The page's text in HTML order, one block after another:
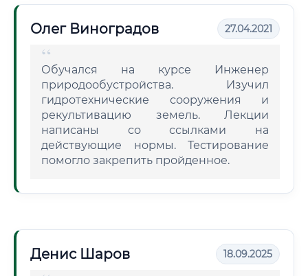
Олег Виноградов 27.04.2021
Обучался на курсе Инженер
природообустройства. Изучил
гидротехнические сооружения и
рекультивацию земель. Лекции
написаны со ссылками на
действующие нормы. Тестирование
помогло закрепить пройденное.
Денис Шаров 18.09.2025